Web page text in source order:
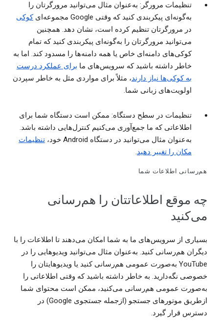
تنظیمات مرورگر: به‌عنوان مثال می‌توانید مرورگرتان را
به‌گونه‌ای پیکربندی کنید که وقتی Google مجموعه‌ای
کوکی
در مرورگرتان تنظیم کرده است، نشان دهد. همچنین
می‌توانید مرورگرتان را به‌گونه‌ای پیکربندی کنید که تمام
کوکی‌های دامنه‌ای خاص یا همه دامنه‌ها را مسدود کند. اما به
خاطر داشته باشید که سرویس‌های ما برای عملکرد درست
به کوکی‌ها نیاز دارند، مثلاً برای مواردی مثل به خاطر سپردن
اولویت‌های زبانی شما.
تنظیمات در سطح دستگاه: ممکن است دستگاه شما برای
اطلاعاتی که ما جمع‌آوری می‌کنیم کنترل‌هایی داشته باشد.
به‌عنوان مثال می‌توانید در دستگاه Android خود،
تنظیمات
مکان را تغییر دهید.
هم‌رسانی اطلاعات شما
چه موقع اطلاعاتتان را هم‌رسانی
می‌کنید
بسیاری از سرویس‌های ما به شما امکان می‌دهند تا اطلاعات را با
دیگران هم‌رسانی کنید. به‌عنوان مثال می‌توانید ویدیوهایی را در
YouTube به‌صورت عمومی هم‌رسانی کنید یا ویدیوهایتان را
خصوصی نگه‌دارید. به خاطر داشته باشید که وقتی اطلاعاتی را
به‌صورت عمومی هم‌رسانی می‌کنید، ممکن است محتوای شما
ازطریق موتورهای جستجو (ازجمله جستجوی Google) در
دسترس قرار گیرد.